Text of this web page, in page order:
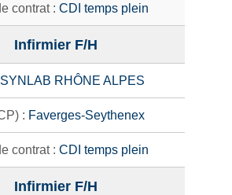
CDI temps plein
Infirmier F/H
SYNLAB RHÔNE ALPES
Faverges-Seythenex
CDI temps plein
Infirmier F/H